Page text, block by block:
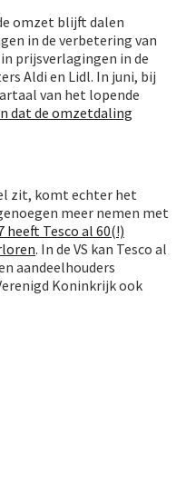
omzet blijft dalen
in de verbetering van
prijsverlagingen in de
Aldi en Lidl. In juni, bij
van het lopende
dat de omzetdaling
zit, komt echter het
meer nemen met
heeft Tesco al 60(!)
. In de VS kan Tesco al
aandeelhouders
Koninkrijk ook